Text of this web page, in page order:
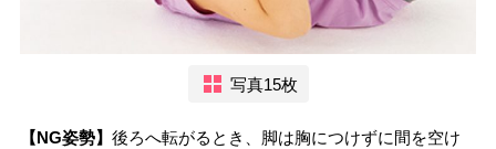
写真15枚
【NG姿勢】 後ろへ転がるとき、脚は胸につけずに間を空け